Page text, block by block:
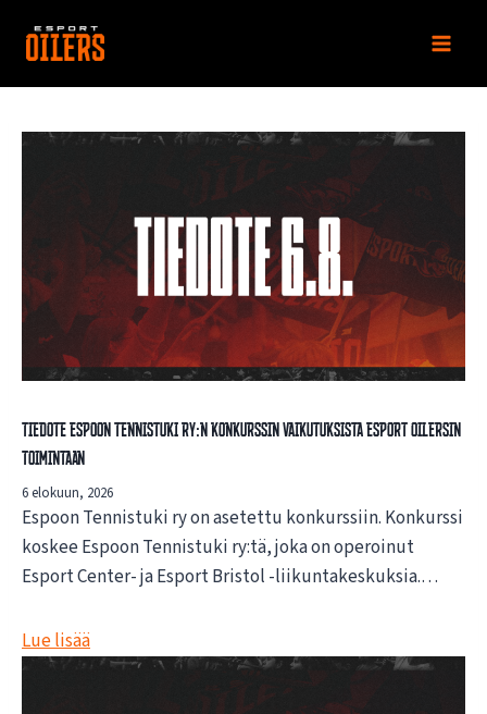
sisältöön
Tiedote Espoon Tennistuki ry:n konkurssin vaikutuksista Esport Oilersin
toimintaan
6 elokuun, 2026
Espoon Tennistuki ry on asetettu konkurssiin. Konkurssi
koskee Espoon Tennistuki ry:tä, joka on operoinut
Esport Center- ja Esport Bristol -liikuntakeskuksia.…
Lue lisää